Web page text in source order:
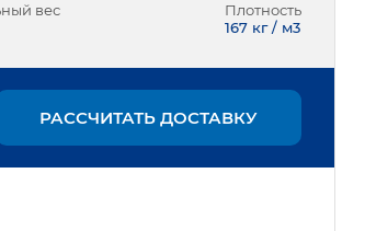
вес
Плотность
167 кг / м3
РАССЧИТАТЬ ДОСТАВКУ